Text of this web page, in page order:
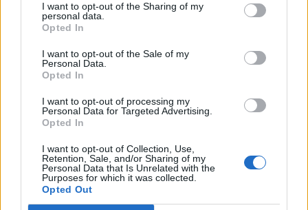
I want to opt-out of the Sharing of my
personal data.
Opted In
I want to opt-out of the Sale of my
Personal Data.
Opted In
I want to opt-out of processing my
Personal Data for Targeted Advertising.
Opted In
I want to opt-out of Collection, Use,
Retention, Sale, and/or Sharing of my
Personal Data that Is Unrelated with the
Purposes for which it was collected.
Opted Out
Wolverine, sem pedig a pocsékul
újragondolt Fantastic Four nem sültek el
jól, és a rebootolt X-Men franchise első
két része bár jól muzsikált”, ez a franchise
is óhatatlanul közelített a lejtmenet felé.ű